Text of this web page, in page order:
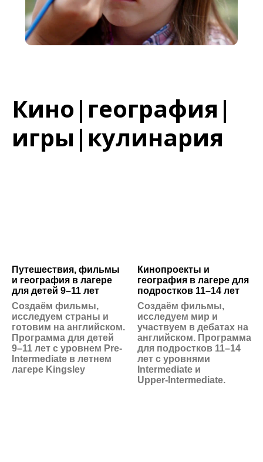
Кино|география|
игры|кулинария
Путешествия, фильмы
и география в лагере
для детей 9–11 лет
Создаём фильмы,
исследуем страны и
готовим на английском.
Программа для детей
9–11 лет с уровнем Pre-
Intermediate в летнем
лагере Kingsley
Кинопроекты и
география в лагере для
подростков 11–14 лет
Создаём фильмы,
исследуем мир и
участвуем в дебатах на
английском. Программа
для подростков 11–14
лет с уровнями
Intermediate и
Upper‑Intermediate.